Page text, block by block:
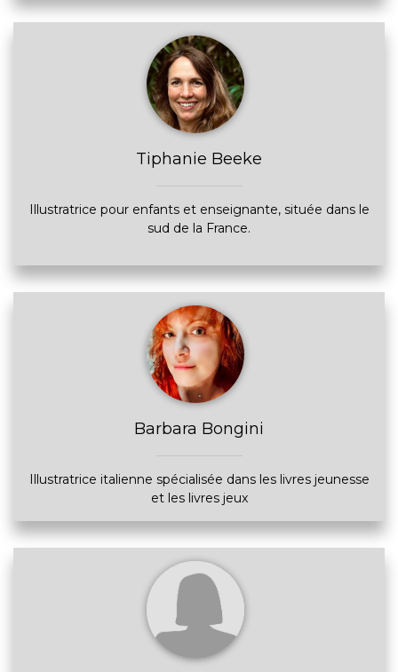
Tiphanie Beeke
Illustratrice pour enfants et enseignante, située dans le
sud de la France.
Barbara Bongini
Illustratrice italienne spécialisée dans les livres jeunesse
et les livres jeux